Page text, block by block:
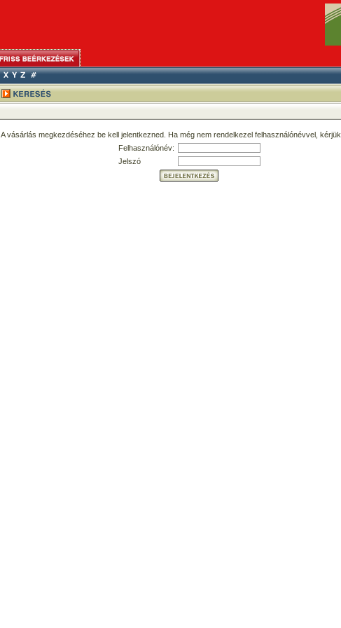
A vásárlás megkezdéséhez be kell jelentkezned. Ha még nem rendelkezel felhasználónévvel, kérjük
Felhasználónév:
Jelszó